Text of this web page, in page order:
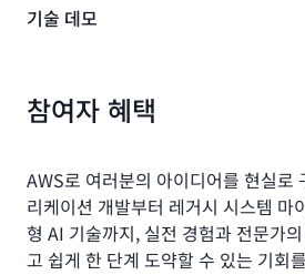
기술 데모
참여자 혜택
AWS로 여러분의 아이디어를 현실로
리케이션 개발부터 레거시 시스템 마
형 AI 기술까지, 실전 경험과 전문가
고 쉽게 한 단계 도약할 수 있는 기회